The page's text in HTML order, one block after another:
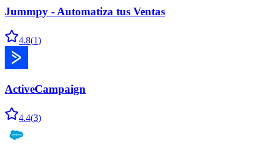
Jummpy - Automatiza tus Ventas
4.8(1)
ActiveCampaign
4.4(3)